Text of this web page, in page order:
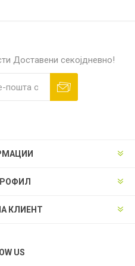
Доставени секојдневно!
КЛИЕНТ
US